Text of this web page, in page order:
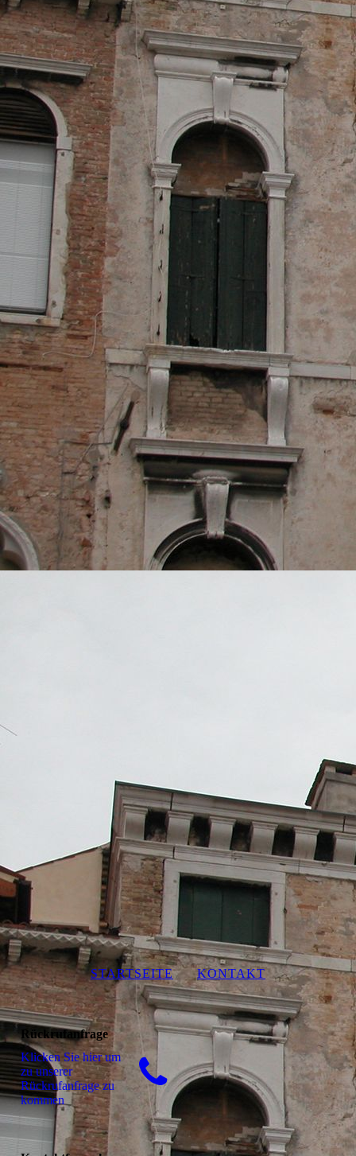
STARTSEITE KONTAKT
Rückrufanfrage
Klicken Sie hier um
zu unserer
Rückrufanfrage zu
kommen